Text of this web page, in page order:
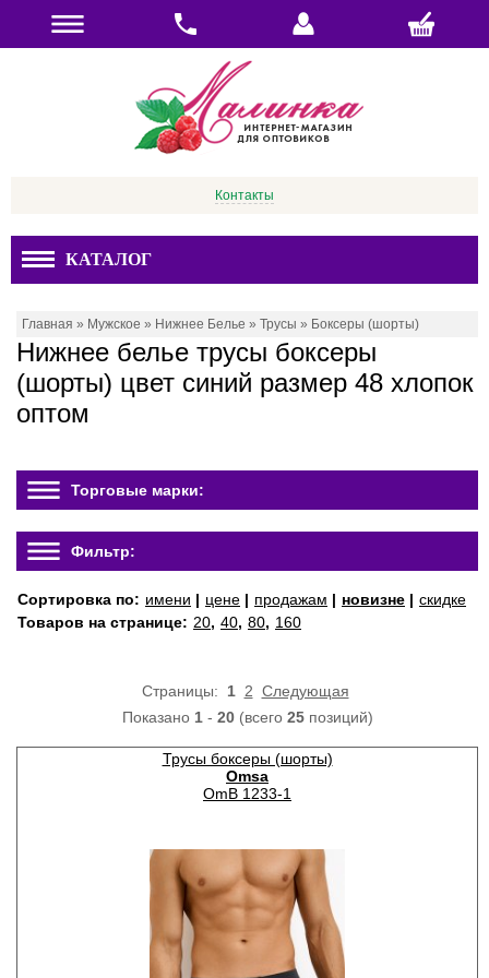
Контакты
КАТАЛОГ
Главная » Мужское » Нижнее Белье » Трусы » Боксеры (шорты)
Нижнее белье трусы боксеры
(шорты) цвет синий размер 48 хлопок
оптом
Торговые марки:
Фильтр:
Сортировка по: имени | цене | продажам | новизне | скидке
Товаров на странице: 20, 40, 80, 160
Страницы: 1 2 Следующая
Показано 1- 20(всего 25позиций)
Трусы боксеры (шорты)
Omsa
OmB 1233-1